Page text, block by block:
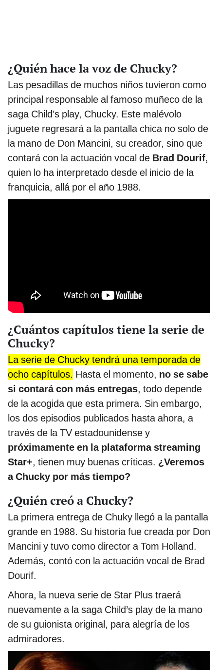
¿Quién hace la voz de Chucky?
Las pesadillas de muchos niños tuvieron como
principal responsable al famoso muñeco de la
saga Child’s play, Chucky. Este malévolo
juguete regresará a la pantalla chica no solo de
la mano de Don Mancini, su creador, sino que
contará con la actuación vocal de Brad Dourif,
quien lo ha interpretado desde el inicio de la
franquicia, allá por el año 1988.
¿Cuántos capítulos tiene la serie de
Chucky?
La serie de Chucky tendrá una temporada de
ocho capítulos. Hasta el momento, no se sabe
si contará con más entregas, todo depende
de la acogida que esta primera. Sin embargo,
los dos episodios publicados hasta ahora, a
través de la TV estadounidense y
próximamente en la plataforma streaming
Star+, tienen muy buenas críticas. ¿Veremos
a Chucky por más tiempo?
¿Quién creó a Chucky?
La primera entrega de Chuky llegó a la pantalla
grande en 1988. Su historia fue creada por Don
Mancini y tuvo como director a Tom Holland.
Además, contó con la actuación vocal de Brad
Dourif.
Ahora, la nueva serie de Star Plus traerá
nuevamente a la saga Child’s play de la mano
de su guionista original, para alegría de los
admiradores.